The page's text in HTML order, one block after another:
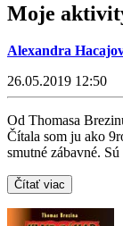
Moje
Alexandra
26.05.2019 12:50
Od Thomasa
Čítala som ju ako
smutné zábavné.
Čítať viac